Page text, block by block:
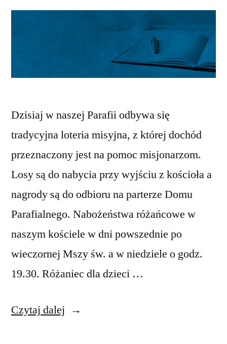
Dzisiaj w naszej Parafii odbywa się
tradycyjna loteria misyjna, z której dochód
przeznaczony jest na pomoc misjonarzom.
Losy są do nabycia przy wyjściu z kościoła a
nagrody są do odbioru na parterze Domu
Parafialnego. Nabożeństwa różańcowe w
naszym kościele w dni powszednie po
wieczornej Mszy św. a w niedziele o godz.
19.30. Różaniec dla dzieci …
Czytaj dalej „Ogłoszenia